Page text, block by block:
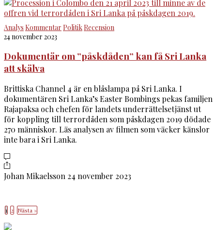
Analys Kommentar PolitikRecension
24 november 2023
Dokumentär om ”påskdåden” kan få Sri Lanka
att skälva
Brittiska Channel 4 är en blåslampa på Sri Lanka. I
dokumentären Sri Lanka’s Easter Bombings pekas familjen
Rajapaksa och chefen för landets underrättelsetjänst ut
för koppling till terrordåden som påskdagen 2019 dödade
270 människor. Läs analysen av filmen som väcker känslor
inte bara i Sri Lanka.
Johan Mikaelsson 24 november 2023
1 2 Nästa »